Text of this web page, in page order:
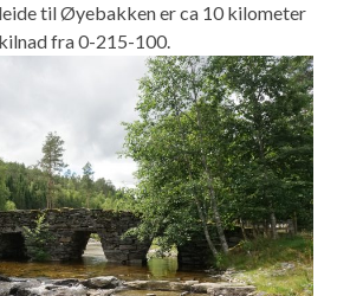
til Øyebakken er ca 10 kilometer
fra 0-215-100.